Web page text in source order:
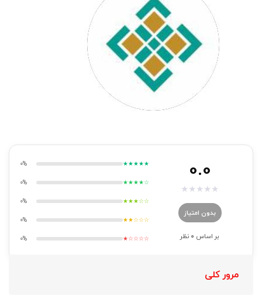
0.0
★
★
★
★
★
بدون امتیاز
بر اساس 0 نظر
★★★★★
0%
★★★★☆
0%
★★★☆☆
0%
★★☆☆☆
0%
★☆☆☆☆
0%
مرور کلی